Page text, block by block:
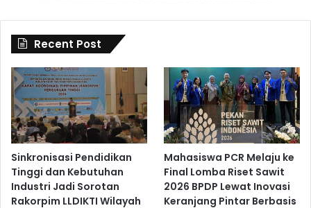
Recent Post
Sinkronisasi Pendidikan
Tinggi dan Kebutuhan
Industri Jadi Sorotan
Rakorpim LLDIKTI Wilayah
Mahasiswa PCR Melaju ke
Final Lomba Riset Sawit
2026 BPDP Lewat Inovasi
Keranjang Pintar Berbasis